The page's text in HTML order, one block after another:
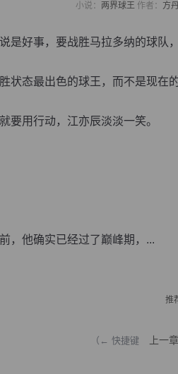
小说： 两界球王作者： 方
好事，要战胜马拉多纳的球队
态最出色的球王，而不是现在
用行动，江亦辰淡淡一笑。
他确实已经过了巅峰期，...
推
（← 快捷键 上一章